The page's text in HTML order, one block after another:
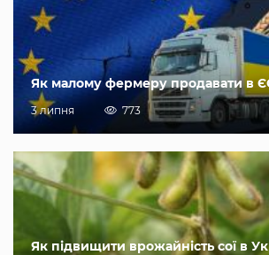
Як малому фермеру продавати в
3 липня 773
Як підвищити врожайність сої в